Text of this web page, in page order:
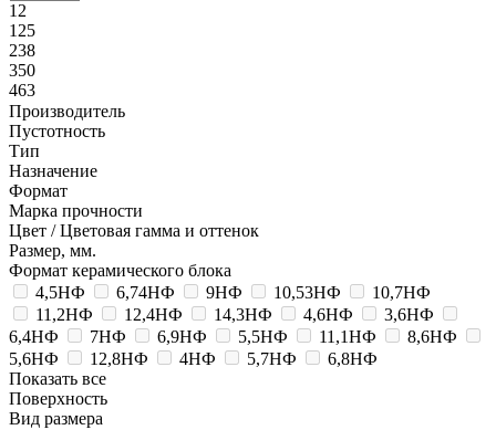
12
125
238
350
463
Производитель
Пустотность
Тип
Назначение
Формат
Марка прочности
Цвет / Цветовая гамма и оттенок
Размер, мм.
Формат керамического блока
4,5НФ
6,74НФ 9НФ 10,53НФ
10,7НФ
11,2НФ
12,4НФ 14,3НФ 4,6НФ
3,6НФ
6,4НФ
7НФ 6,9НФ 5,5НФ 11,1НФ
8,6НФ
5,6НФ
12,8НФ 4НФ 5,7НФ
6,8НФ
Показать все
Поверхность
Вид размера